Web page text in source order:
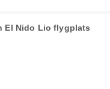
El Nido Lio flygplats